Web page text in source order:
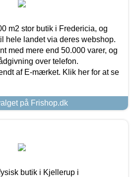
m2 stor butik i Fredericia, og
hele landet via deres webshop.
med mere end 50.000 varer, og
over telefon.
af E-mærket. Klik her for at se
på Frishop.dk
butik i Kjellerup i